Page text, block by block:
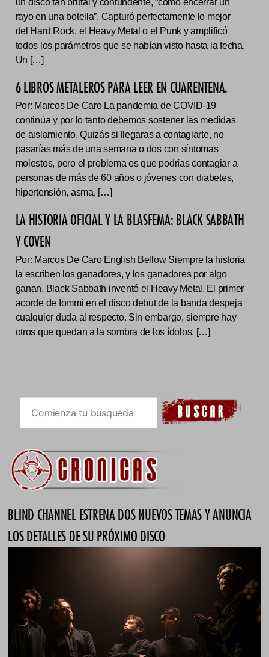
rayo en una botella”. Capturó perfectamente lo mejor
del Hard Rock, el Heavy Metal o el Punk y amplificó
todos los parámetros que se habían visto hasta la fecha.
Un […]
6 LIBROS METALEROS PARA LEER EN CUARENTENA.
Por: Marcos De Caro La pandemia de COVID-19
continúa y por lo tanto debemos sostener las medidas
de aislamiento. Quizás si llegaras a contagiarte, no
pasarías más de una semana o dos con síntomas
molestos, pero el problema es que podrías contagiar a
personas de más de 60 años o jóvenes con diabetes,
hipertensión, asma, […]
LA HISTORIA OFICIAL Y LA BLASFEMA: BLACK SABBATH
Y COVEN
Por: Marcos De Caro English Bellow Siempre la historia
la escriben los ganadores, y los ganadores por algo
ganan. Black Sabbath inventó el Heavy Metal. El primer
acorde de Iommi en el disco debut de la banda despeja
cualquier duda al respecto. Sin embargo, siempre hay
otros que quedan a la sombra de los ídolos, […]
BLIND CHANNEL ESTRENA DOS NUEVOS TEMAS Y ANUNCIA
LOS DETALLES DE SU PRÓXIMO DISCO